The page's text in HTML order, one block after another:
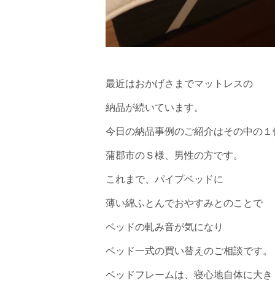
最近はおかげさまでマットレスの
納品が続いています。
今日の納品事例のご紹介はその中の１
蒲郡市のＳ様、男性の方です。
これまで、パイプベッドに
薄い綿ふとんでおやすみとのことで
ベッドの軋み音が気になり
ベッド一式の買い替えのご相談です。
ベッドフレームは、寝心地自体に大き